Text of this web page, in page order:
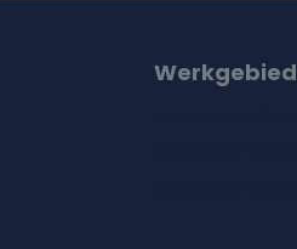
Werkgebied